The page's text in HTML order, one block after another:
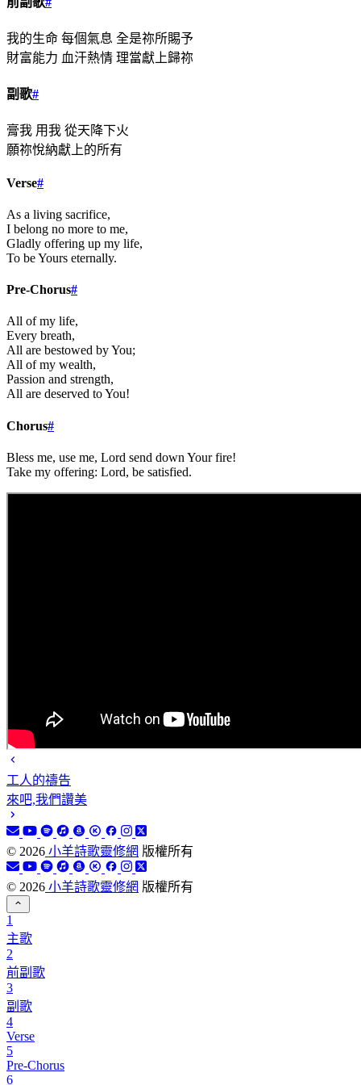
我的生命 每個氣息 全是祢所賜予
財富能力 血汗熱情 理當獻上歸祢
副歌#
膏我 用我 從天降下火
願祢悅納獻上的所有
Verse#
As a living sacrifice,
I belong no more to me,
Gladly offering up my life,
To be Yours eternally.
Pre-Chorus#
All of my life,
Every breath,
All are bestowed by You;
All of my wealth,
Passion and strength,
All are deserved to You!
Chorus#
Bless me, use me, Lord send down Your fire!
Take my offering: Lord, be satisfied.
工人的禱告
來吧,我們讚美
© 2026 小羊詩歌靈修網 版權所有
© 2026 小羊詩歌靈修網 版權所有
1
主歌
2
前副歌
3
副歌
4
Verse
5
Pre-Chorus
6